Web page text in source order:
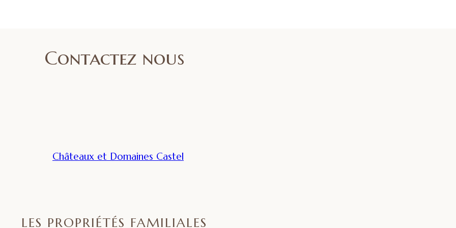
Contactez nous
LES PROPRIÉTÉS FAMILIALES